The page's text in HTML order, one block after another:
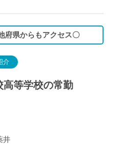
府県からもアクセス〇
介
高等学校の常勤
井